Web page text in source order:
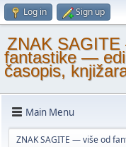
Log in Sign up
ZNAK
fantastike —
časopis,
Main Menu
ZNAK SAGITE — više od